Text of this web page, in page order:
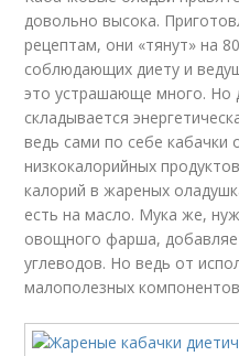
довольно высока.
рецептам, они «тянут» на
соблюдающих диету и
это устрашающе много. Но
складывается
ведь сами по себе кабачки
низкокалорийных
калорий в жареных
есть на масло. Мука же,
овощного фарша,
углеводов. Но ведь от
малополезных